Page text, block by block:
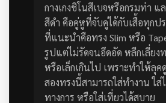
กางเกงชิโนสีเบจหรือกรมท่า แ
สีดำ คือคู่หูที่จับคู่ได้กับเสื้อทุกป
ที่แนะนำคือทรง Slim หรือ
รูปแต่ไม่รัดจนอึดอัด หลีกเลี่ยง
หรือเล็กเกินไป เพราะทำให้ลุ
สองทรงนี้สามารถใส่ทำงาน ใส่
ทางการ หรือใส่เที่ยวได้สบาย